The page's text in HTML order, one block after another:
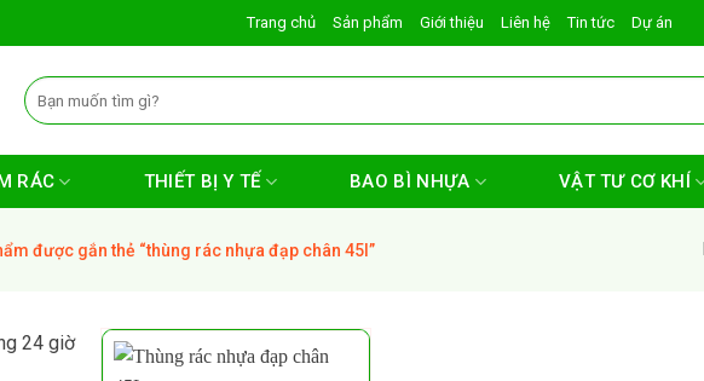
Trang chủ Sản phẩm Giới thiệu Liên hệ Tin tức Dự án
Tìm
kiếm:
RÁC THIẾT BỊ Y TẾ BAO BÌ NHỰA VẬT TƯ CƠ KHÍ
được gắn thẻ “thùng rác nhựa đạp chân 45l”
24 giờ